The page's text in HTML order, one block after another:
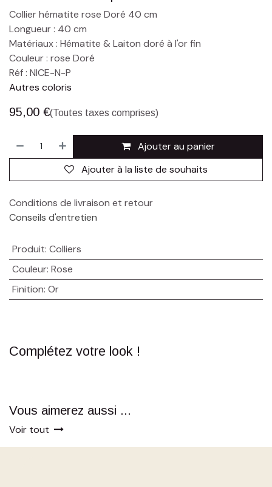
Collier hématite rose Doré 40 cm
Longueur : 40 cm
Matériaux : Hématite & Laiton doré à l'or fin
Couleur : rose Doré
Réf : NICE-N-P
Autres coloris
95,00 €(Toutes taxes comprises)
Ajouter au panier
Ajouter à la liste de souhaits
Conditions de livraison et retour
Conseils d'entretien
Produit: Colliers
Couleur: Rose
Finition: Or
Complétez votre look !
Vous aimerez aussi ...
Voir tout